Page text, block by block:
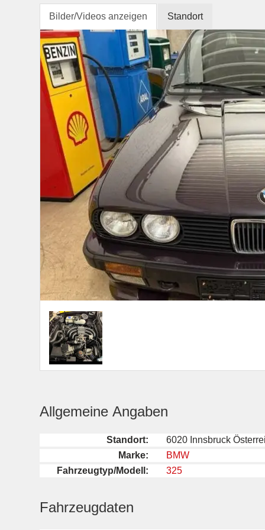
Bilder/Videos anzeigen Standort
Allgemeine Angaben
Standort:
6020 Innsbruck
Marke:
BMW
Fahrzeugtyp/Modell:
325
Fahrzeugdaten